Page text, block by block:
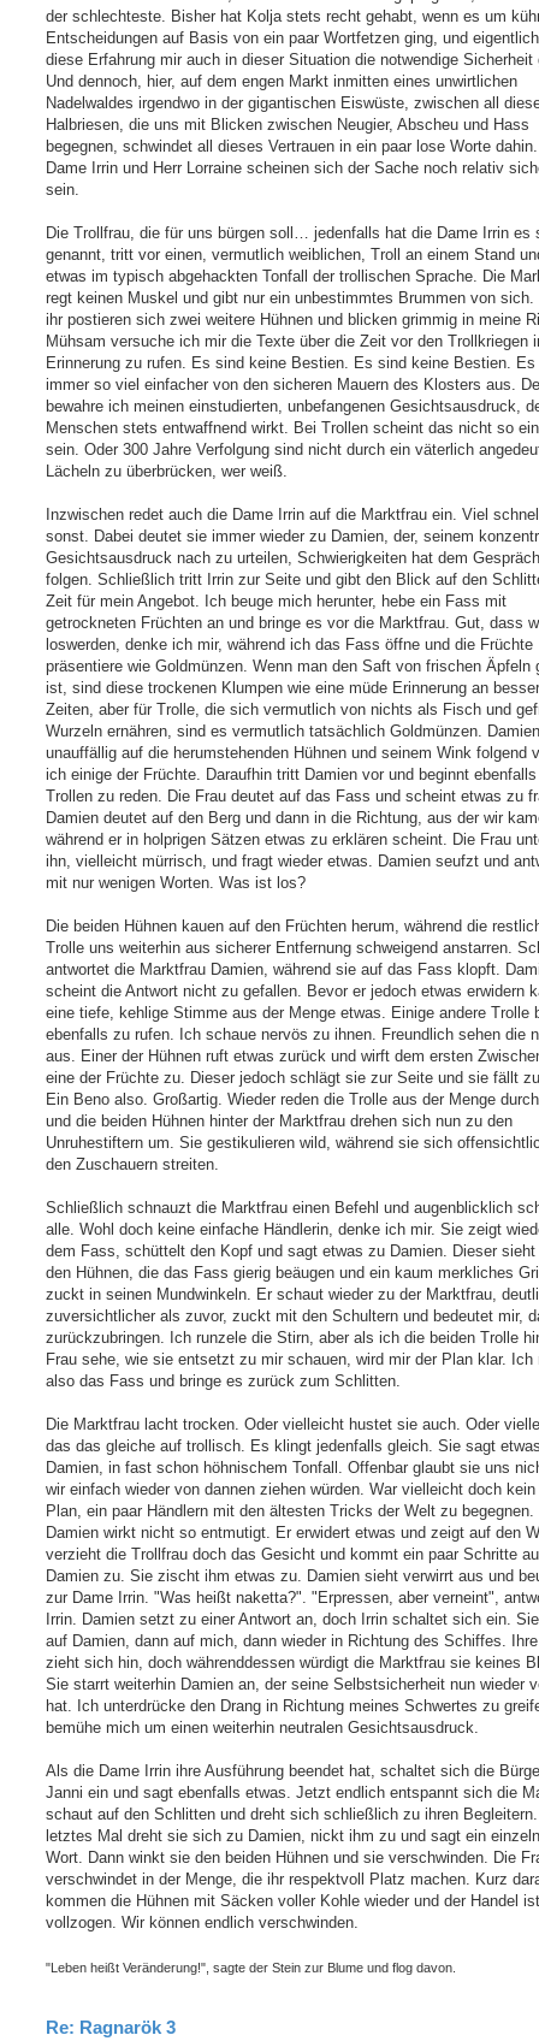
der schlechteste. Bisher hat Kolja stets recht gehabt, wenn es um
Entscheidungen auf Basis von ein paar Wortfetzen ging, und
diese Erfahrung mir auch in dieser Situation die notwendige Sicherheit
Und dennoch, hier, auf dem engen Markt inmitten eines unwirtlichen
Nadelwaldes irgendwo in der gigantischen Eiswüste, zwischen all
Halbriesen, die uns mit Blicken zwischen Neugier, Abscheu und Hass
begegnen, schwindet all dieses Vertrauen in ein paar lose Worte
Dame Irrin und Herr Lorraine scheinen sich der Sache noch relativ
sein.
Die Trollfrau, die für uns bürgen soll… jedenfalls hat die Dame Irrin es
genannt, tritt vor einen, vermutlich weiblichen, Troll an einem Stand
etwas im typisch abgehackten Tonfall der trollischen Sprache. Die
regt keinen Muskel und gibt nur ein unbestimmtes Brummen von sich.
ihr postieren sich zwei weitere Hühnen und blicken grimmig in meine
Mühsam versuche ich mir die Texte über die Zeit vor den Trollkriegen
Erinnerung zu rufen. Es sind keine Bestien. Es sind keine Bestien.
immer so viel einfacher von den sicheren Mauern des Klosters aus.
bewahre ich meinen einstudierten, unbefangenen Gesichtsausdruck,
Menschen stets entwaffnend wirkt. Bei Trollen scheint das nicht so
sein. Oder 300 Jahre Verfolgung sind nicht durch ein väterlich
Lächeln zu überbrücken, wer weiß.
Inzwischen redet auch die Dame Irrin auf die Marktfrau ein. Viel
sonst. Dabei deutet sie immer wieder zu Damien, der, seinem
Gesichtsausdruck nach zu urteilen, Schwierigkeiten hat dem
folgen. Schließlich tritt Irrin zur Seite und gibt den Blick auf den
Zeit für mein Angebot. Ich beuge mich herunter, hebe ein Fass mit
getrockneten Früchten an und bringe es vor die Marktfrau. Gut, dass
loswerden, denke ich mir, während ich das Fass öffne und die Früchte
präsentiere wie Goldmünzen. Wenn man den Saft von frischen Äpfeln
ist, sind diese trockenen Klumpen wie eine müde Erinnerung an
Zeiten, aber für Trolle, die sich vermutlich von nichts als Fisch und
Wurzeln ernähren, sind es vermutlich tatsächlich Goldmünzen.
unauffällig auf die herumstehenden Hühnen und seinem Wink folgend
ich einige der Früchte. Daraufhin tritt Damien vor und beginnt
Trollen zu reden. Die Frau deutet auf das Fass und scheint etwas zu
Damien deutet auf den Berg und dann in die Richtung, aus der wir
während er in holprigen Sätzen etwas zu erklären scheint. Die Frau
ihn, vielleicht mürrisch, und fragt wieder etwas. Damien seufzt und
mit nur wenigen Worten. Was ist los?
Die beiden Hühnen kauen auf den Früchten herum, während die
Trolle uns weiterhin aus sicherer Entfernung schweigend anstarren.
antwortet die Marktfrau Damien, während sie auf das Fass klopft.
scheint die Antwort nicht zu gefallen. Bevor er jedoch etwas erwidern
eine tiefe, kehlige Stimme aus der Menge etwas. Einige andere Trolle
ebenfalls zu rufen. Ich schaue nervös zu ihnen. Freundlich sehen die
aus. Einer der Hühnen ruft etwas zurück und wirft dem ersten
eine der Früchte zu. Dieser jedoch schlägt sie zur Seite und sie fällt
Ein Beno also. Großartig. Wieder reden die Trolle aus der Menge
und die beiden Hühnen hinter der Marktfrau drehen sich nun zu den
Unruhestiftern um. Sie gestikulieren wild, während sie sich
den Zuschauern streiten.
Schließlich schnauzt die Marktfrau einen Befehl und augenblicklich
alle. Wohl doch keine einfache Händlerin, denke ich mir. Sie zeigt
dem Fass, schüttelt den Kopf und sagt etwas zu Damien. Dieser
den Hühnen, die das Fass gierig beäugen und ein kaum merkliches
zuckt in seinen Mundwinkeln. Er schaut wieder zu der Marktfrau,
zuversichtlicher als zuvor, zuckt mit den Schultern und bedeutet mir,
zurückzubringen. Ich runzele die Stirn, aber als ich die beiden Trolle
Frau sehe, wie sie entsetzt zu mir schauen, wird mir der Plan klar. Ich
also das Fass und bringe es zurück zum Schlitten.
Die Marktfrau lacht trocken. Oder vielleicht hustet sie auch. Oder
das das gleiche auf trollisch. Es klingt jedenfalls gleich. Sie sagt
Damien, in fast schon höhnischem Tonfall. Offenbar glaubt sie uns
wir einfach wieder von dannen ziehen würden. War vielleicht doch
Plan, ein paar Händlern mit den ältesten Tricks der Welt zu begegnen.
Damien wirkt nicht so entmutigt. Er erwidert etwas und zeigt auf den
verzieht die Trollfrau doch das Gesicht und kommt ein paar Schritte
Damien zu. Sie zischt ihm etwas zu. Damien sieht verwirrt aus und
zur Dame Irrin. "Was heißt naketta?". "Erpressen, aber verneint",
Irrin. Damien setzt zu einer Antwort an, doch Irrin schaltet sich ein.
auf Damien, dann auf mich, dann wieder in Richtung des Schiffes.
zieht sich hin, doch währenddessen würdigt die Marktfrau sie keines
Sie starrt weiterhin Damien an, der seine Selbstsicherheit nun wieder
hat. Ich unterdrücke den Drang in Richtung meines Schwertes zu
bemühe mich um einen weiterhin neutralen Gesichtsausdruck.
Als die Dame Irrin ihre Ausführung beendet hat, schaltet sich die
Janni ein und sagt ebenfalls etwas. Jetzt endlich entspannt sich die
schaut auf den Schlitten und dreht sich schließlich zu ihren
letztes Mal dreht sie sich zu Damien, nickt ihm zu und sagt ein
Wort. Dann winkt sie den beiden Hühnen und sie verschwinden. Die
verschwindet in der Menge, die ihr respektvoll Platz machen. Kurz
kommen die Hühnen mit Säcken voller Kohle wieder und der Handel ist
vollzogen. Wir können endlich verschwinden.
"Leben heißt Veränderung!", sagte der Stein zur Blume und flog davon.
Re: Ragnarök 3